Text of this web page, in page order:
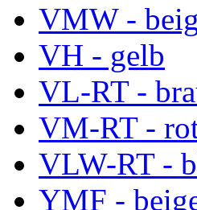
VMW -
VH - gelb
VL-RT -
VM-RT -
VLW-RT -
YMF -